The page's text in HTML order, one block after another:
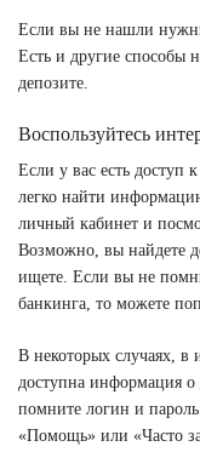
Если вы не нашли
Есть и другие
депозите.
Воспользуйтесь
Если у вас есть доступ
легко найти
личный кабинет и
Возможно, вы найдете
ищете. Если вы не
банкинга, то можете
В некоторых случаях, в
доступна информация о
помните логин и
«Помощь» или «Часто